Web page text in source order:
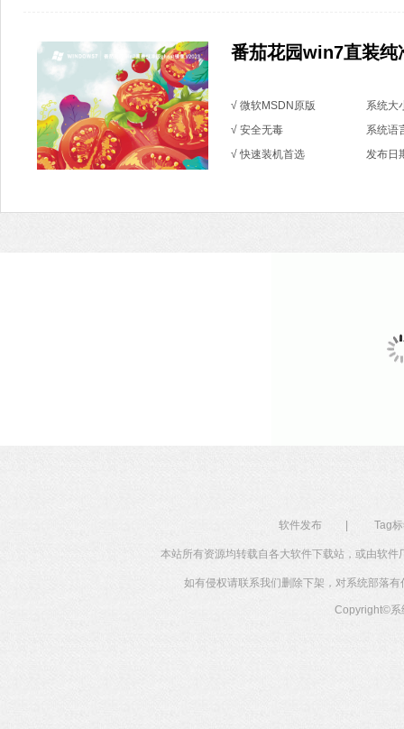
番茄花园win7直装
√ 微软MSDN原版
系统大
√ 安全无毒
系统语
√ 快速装机首选
发布日
软件发布 Tag
本站所有资源均转载自各大软件下载站，或由软
如有侵权请联系我们删除下架，对系统部落
Copyright©系